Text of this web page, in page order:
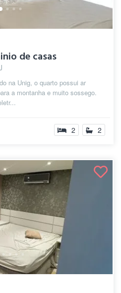
de casas
na Unig, o quarto possui ar
a montanha e muito sossego.
2 2